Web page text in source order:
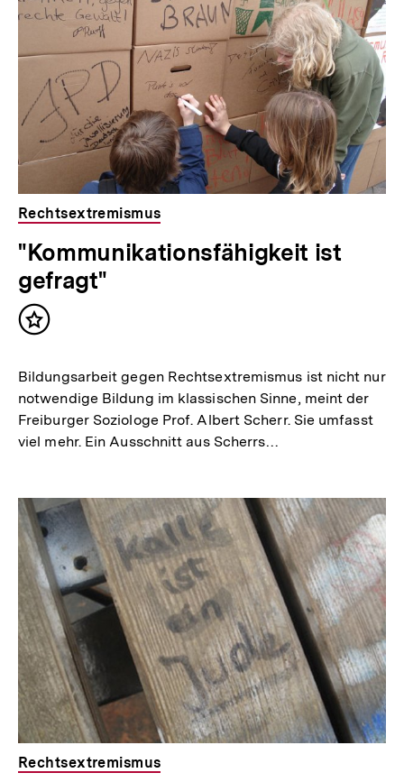
Rechtsextremismus
"Kommunikationsfähigkeit ist
gefragt"
Inhalt
Bildungsarbeit gegen Rechtsextremismus ist nicht nur
notwendige Bildung im klassischen Sinne, meint der
Freiburger Soziologe Prof. Albert Scherr. Sie umfasst
viel mehr. Ein Ausschnitt aus Scherrs…
Rechtsextremismus